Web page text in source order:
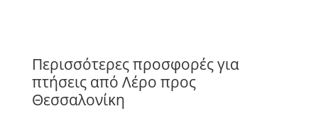
Περισσότερες προσφορές για
πτήσεις από Λέρο προς
Θεσσαλονίκη